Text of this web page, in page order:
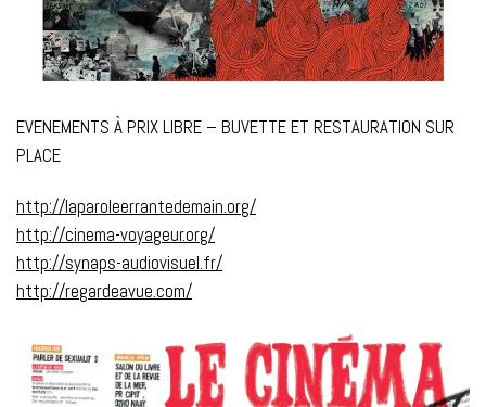
EVENEMENTS À PRIX LIBRE – BUVETTE ET RESTAURATION SUR
PLACE
http://laparoleerrantedemain.org/
http://cinema-voyageur.org/
http://synaps-audiovisuel.fr/
http://regardeavue.com/